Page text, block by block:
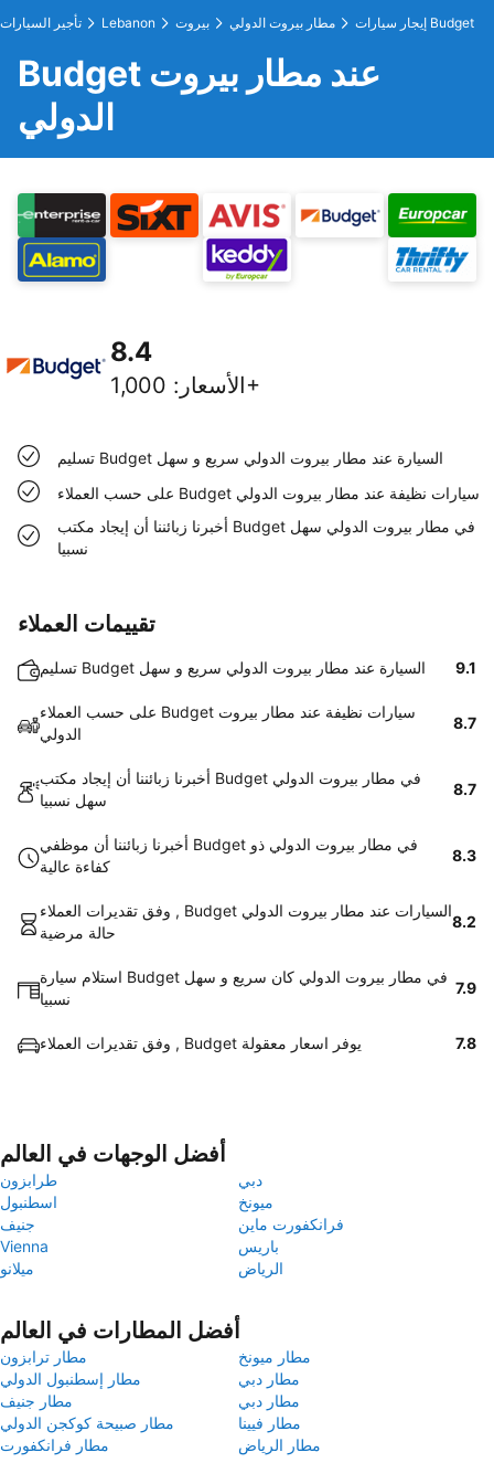
تأجير السيارات Lebanon بيروت مطار بيروت الدولي إيجار سيارات Budget
Budget عند مطار بيروت
الدولي
8.4
الأسعار : 1,000+
تسليم Budget السيارة عند مطار بيروت الدولي سريع و سهل
على حسب العملاء Budget سيارات نظيفة عند مطار بيروت الدولي
أخبرنا زبائننا أن إيجاد مكتب Budget في مطار بيروت الدولي سهل
نسبيا
تقييمات العملاء
تسليم Budget السيارة عند مطار بيروت الدولي سريع و سهل 9.1
على حسب العملاء Budget سيارات نظيفة عند مطار بيروت
الدولي
8.7
أخبرنا زبائننا أن إيجاد مكتب Budget في مطار بيروت الدولي
سهل نسبيا
8.7
أخبرنا زبائننا أن موظفي Budget في مطار بيروت الدولي ذو
كفاءة عالية
8.3
وفق تقديرات العملاء , Budget السيارات عند مطار بيروت الدولي
حالة مرضية
8.2
استلام سيارة Budget في مطار بيروت الدولي كان سريع و سهل
نسبيا
7.9
وفق تقديرات العملاء , Budget يوفر اسعار معقولة 7.8
أفضل الوجهات في العالم
طرابزون
دبي
اسطنبول
ميونخ
جنيف
فرانكفورت ماين
Vienna
باريس
ميلانو
الرياض
أفضل المطارات في العالم
مطار ترابزون
مطار ميونخ
مطار إسطنبول الدولي
مطار دبي
مطار جنيف
مطار دبي
مطار صبيحة كوكجن الدولي
مطار فيينا
مطار فرانكفورت
مطار الرياض